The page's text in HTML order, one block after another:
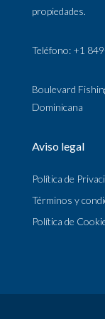
propiedades.
Teléfono: +1
Boulevard
Dominicana
Aviso legal
Política de
Términos y
Política de